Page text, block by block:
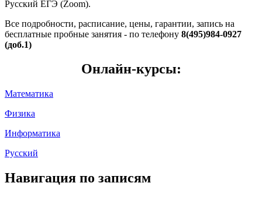
Русский ЕГЭ (Zoom).
Все подробности, расписание, цены, гарантии, запись на
бесплатные пробные занятия - по телефону 8(495)984-0927
(доб.1)
Онлайн-курсы:
Математика
Физика
Информатика
Русский
Навигация по записям